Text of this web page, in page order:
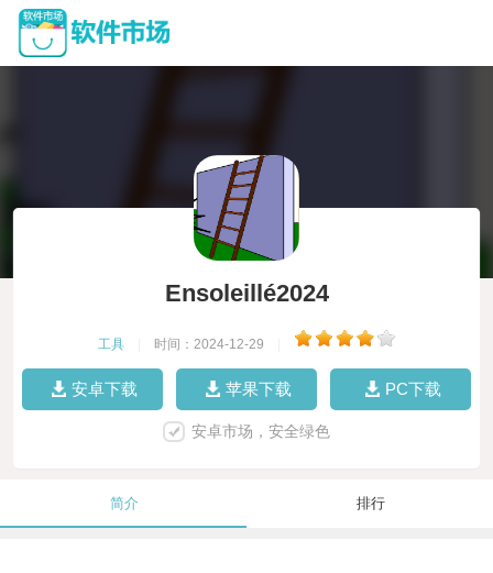
Ensoleillé2024
工具 时间：2024-12-29
安卓下载 苹果下载 PC下载
安卓市场，安全绿色
简介 排行